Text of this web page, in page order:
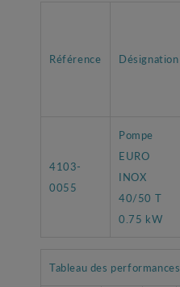
Référence Désignation
4103-
0055
Pompe
EURO
INOX
40/50 T
0.75 kW
Tableau des performances